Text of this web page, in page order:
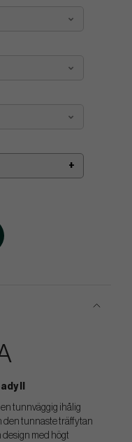
II
en tunnväggig ihålig
den tunnaste träffytan
design med högt